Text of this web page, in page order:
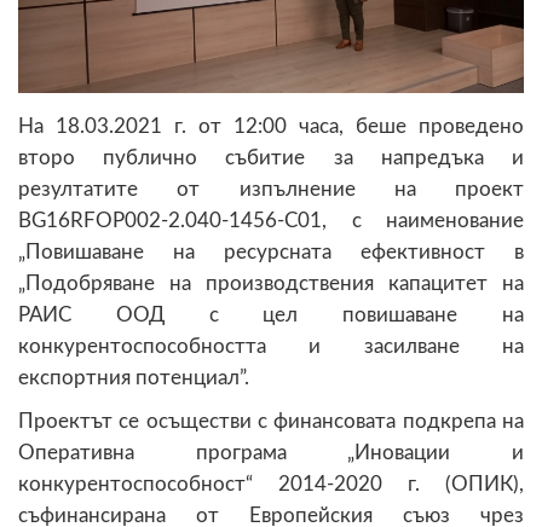
На 18.03.2021 г. от 12:00 часа, беше проведено
второ публично събитие за напредъка и
резултатите от изпълнение на проект
BG16RFOP002-2.040-1456-C01, с наименование
„Повишаване на ресурсната ефективност в
„Подобряване на производствения капацитет на
РАИС ООД с цел повишаване на
конкурентоспособността и засилване на
експортния потенциал”.
Проектът се осъществи с финансовата подкрепа на
Оперативна програма „Иновации и
конкурентоспособност“ 2014-2020 г. (ОПИК),
съфинансирана от Европейския съюз чрез